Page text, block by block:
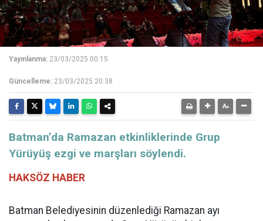
Yayınlanma: 23/03/2025 00:15
Güncelleme: 23/03/2025 20:38
Batman’da Ramazan etkinliklerinde Grup
Yürüyüş ezgi ve marşları söylendi.
HAKSÖZ HABER
Batman Belediyesinin düzenlediği Ramazan ayı